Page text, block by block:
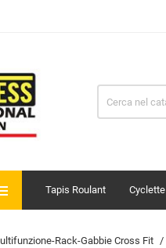
Tapis Roulant Cyclette
Rack-Gabbie Cross Fit